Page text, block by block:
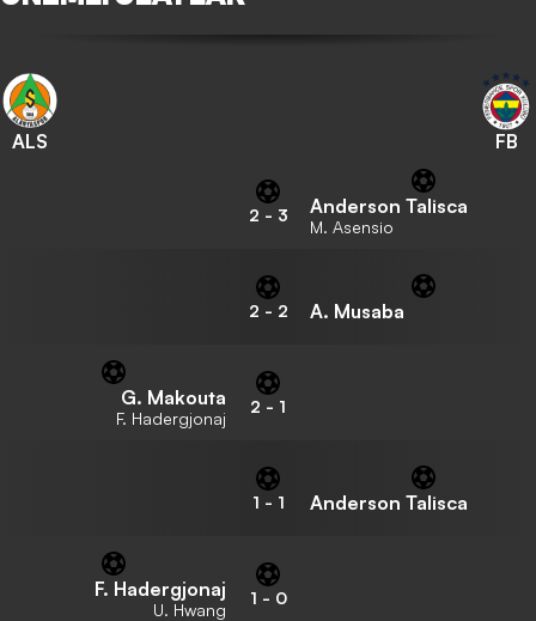
ALS FB
2 - 3 Anderson Talisca
M. Asensio
2 - 2 A. Musaba
G. Makouta
F. Hadergjonaj
2 - 1
1 - 1 Anderson Talisca
F. Hadergjonaj
U. Hwang
1 - 0